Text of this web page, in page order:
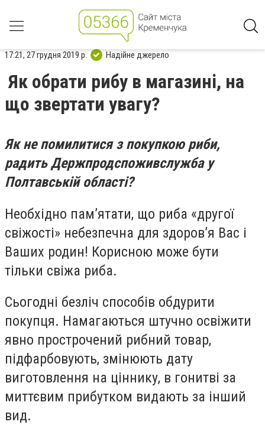
17:21, 27 грудня 2019 р. Надійне джерело
Як обрати рибу в магазині, на
що звертати увагу?
Як не помилитися з покупкою риби,
радить Держпродспоживслужба у
Полтавській області?
Необхідно пам’ятати, що риба «другої
свіжості» небезпечна для здоров’я Вас і
Ваших родин! Корисною може бути
тільки свіжа риба.
Сьогодні безліч способів обдурити
покупця. Намагаються штучно освіжити
явно прострочений рибний товар,
підфарбовують, змінюють дату
виготовлення на ціннику, в гонитві за
миттєвим прибутком видають за інший
вид.